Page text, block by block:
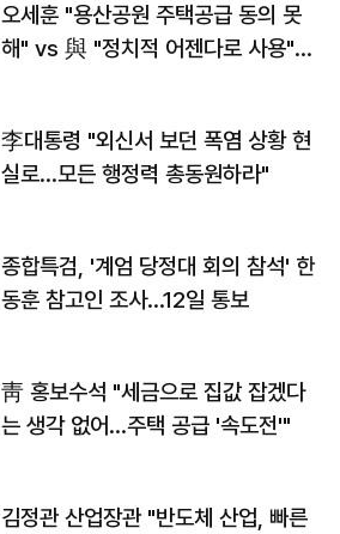
오세훈 "용산공원 주택공급 동의 못
해" vs 與 "정치적 어젠다로 사용"
李대통령 "외신서 보던 폭염 상황 현
실로…모든 행정력 총동원하라"
종합특검, '계엄 당정대 회의 참석' 한
동훈 참고인 조사...12일 통보
靑 홍보수석 "세금으로 집값 잡겠다
는 생각 없어…주택 공급 '속도전'"
김정관 산업장관 "반도체 산업, 빠른